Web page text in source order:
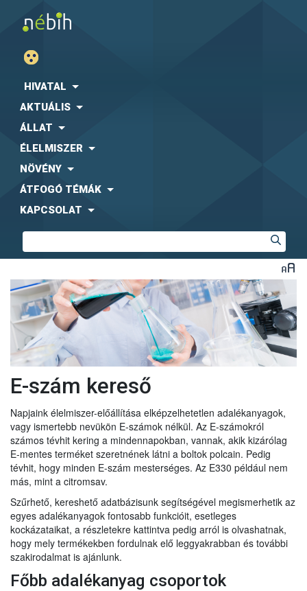
HIVATAL
AKTUÁLIS
ÁLLAT
ÉLELMISZER
NÖVÉNY
ÁTFOGÓ TÉMÁK
KAPCSOLAT
E-szám kereső
Napjaink élelmiszer-előállítása elképzelhetetlen adalékanyagok,
vagy ismertebb nevükön E-számok nélkül. Az E-számokról
számos tévhit kering a mindennapokban, vannak, akik kizárólag
E-mentes terméket szeretnének látni a boltok polcain. Pedig
tévhit, hogy minden E-szám mesterséges. Az E330 például nem
más, mint a citromsav.
Szűrhető, kereshető adatbázisunk segítségével megismerhetik az
egyes adalékanyagok fontosabb funkcióit, esetleges
kockázataikat, a részletekre kattintva pedig arról is olvashatnak,
hogy mely termékekben fordulnak elő leggyakrabban és további
szakirodalmat is ajánlunk.
Főbb adalékanyag csoportok